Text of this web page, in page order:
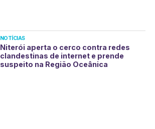
NOTÍCIAS
Niterói aperta o cerco contra redes
clandestinas de internet e prende
suspeito na Região Oceânica